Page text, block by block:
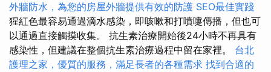
外牆防水，為您的房屋外牆提供有效的防護 SEO最佳實踐
猩紅色最容易通過滴水感染，即咳嗽和打噴嚏傳播，但也可
以通過直接觸摸收集。 抗生素治療開始後24小時不再具有
感染性，但建議在整個抗生素治療過程中留在家裡。 台北
護理之家，優質的服務，滿足長者的各種需求 找到合適的